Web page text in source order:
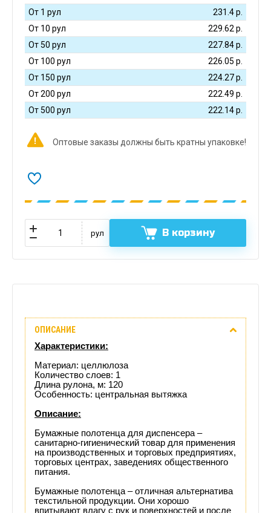
От 1 рул 231.4р.
От 10 рул
229.62р.
От 50 рул
227.84р.
От 100 рул
226.05 р.
От 150 рул
224.27р.
От 200 рул
222.49 р.
От 500 рул
222.14р.
Оптовые заказы должны быть кратны упаковке!
рул В корзину
(0)
Доставка
этого
товара
ОПИСАНИЕ
Характеристики:
Материал: целлюлоза
Количество слоев: 1
Длина рулона, м: 120
Особенность: центральная вытяжка
Описание:
Бумажные полотенца для диспенсера –
санитарно-гигиенический товар для применения
на производственных и торговых предприятиях,
торговых центрах, заведениях общественного
питания.
Бумажные полотенца – отличная альтернатива
текстильной продукции. Они хорошо
впитывают влагу с рук и поверхностей и после